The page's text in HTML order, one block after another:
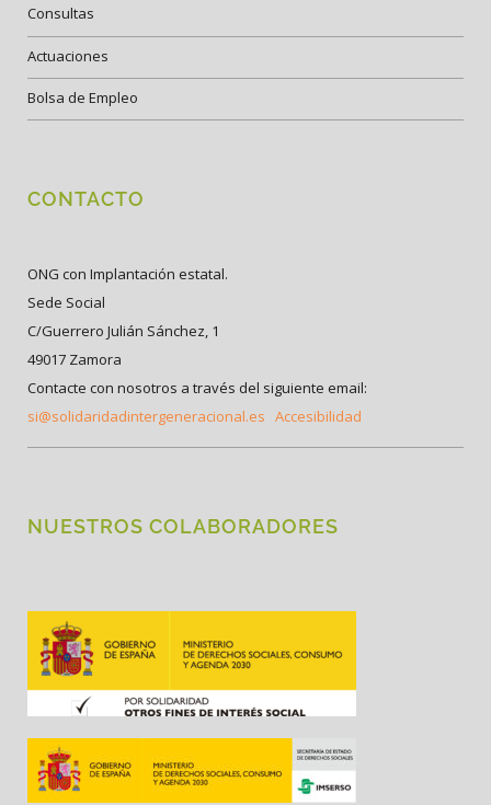
Consultas
Actuaciones
Bolsa de Empleo
CONTACTO
ONG con Implantación estatal.
Sede Social
C/Guerrero Julián Sánchez, 1
49017 Zamora
Contacte con nosotros a través del siguiente email:
si@solidaridadintergeneracional.es Accesibilidad
NUESTROS COLABORADORES